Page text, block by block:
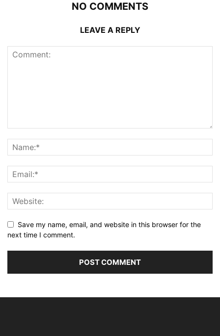
NO COMMENTS
LEAVE A REPLY
Save my name, email, and website in this browser for the
next time I comment.